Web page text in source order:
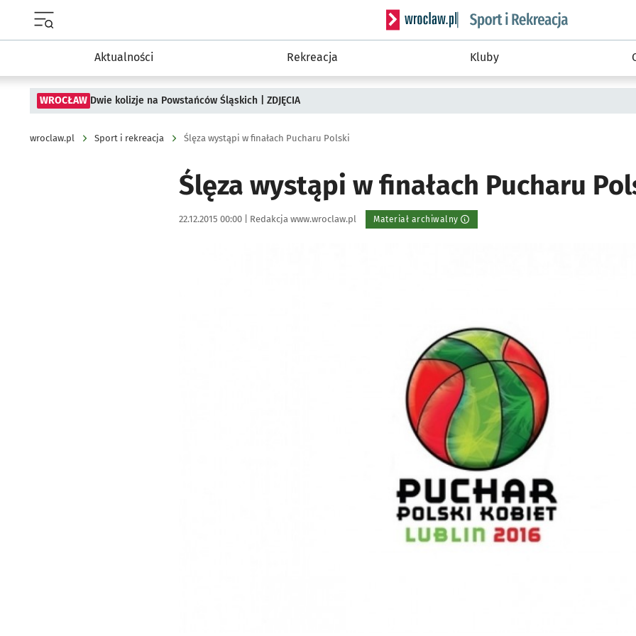
Serwis informacyjny wroclaw.pl podserwis: Sport
Aktualności Rekreacja Kluby
WROCŁAW Dwie kolizje na Powstańców Śląskich | ZDJĘCIA
wroclaw.pl Sport i rekreacja Ślęza wystąpi w finałach Pucharu Polski
Ślęza wystąpi w finałach Pucharu
Data publikacji:
22.12.2015 00:00 | Autor:
Redakcja www.wroclaw.pl Materiał archiwalny